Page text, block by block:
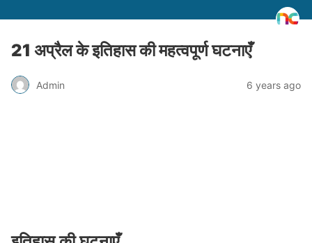
21 अप्रैल के इतिहास की महत्वपूर्ण घटनाएँ
Admin 6 years ago